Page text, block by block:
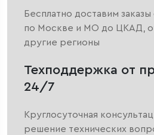
Бесплатно доставим заказы
по Москве и МО до ЦКАД,
другие регионы
Техподдержка от
24/7
Круглосуточная
решение технических